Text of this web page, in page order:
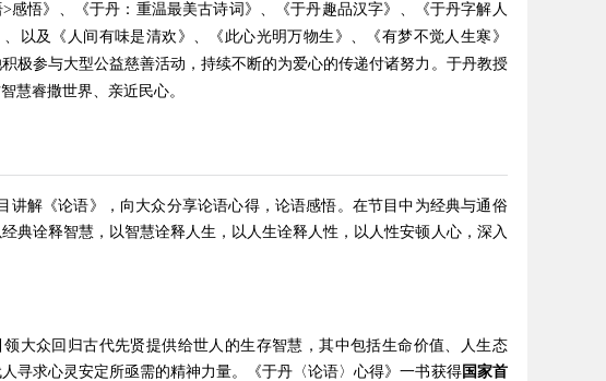
悟》、《于丹：重温最美古诗词》、《于丹趣品汉字》 、《于丹字解人
以及《人间有味是清欢》、《此心光明万物生》、《有梦不觉人生寒》
极参与大型公益慈善活动，持续不断的为爱心的传递付诸努力。于丹教授
慧睿撒世界、亲近民心。
解《论语》，向大众分享论语心得，论语感悟。在节目中为经典与通俗
典诠释智慧，以智慧诠释人生，以人生诠释人性，以人性安顿人心，深入
大众回归古代先贤提供给世人的生存智慧，其中包括生命价值、人生态
寻求心灵安定所亟需的精神力量。《于丹〈论语〉心得》一书获得国家首